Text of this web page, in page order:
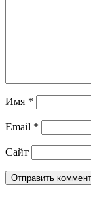
Имя *
Email *
Сайт